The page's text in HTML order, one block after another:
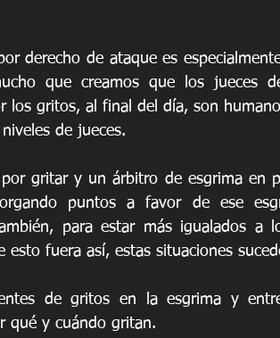
derecho de ataque es
que creamos que los jueces
gritos, al final del día, son
de jueces.
gritar y un árbitro de esgrima en
puntos a favor de ese
para estar más igualados a
fuera así, estas situaciones
de gritos en la esgrima y
qué y cuándo gritan.